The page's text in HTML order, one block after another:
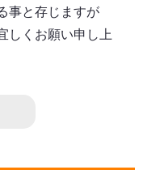
事と存じますが
しくお願い申し上